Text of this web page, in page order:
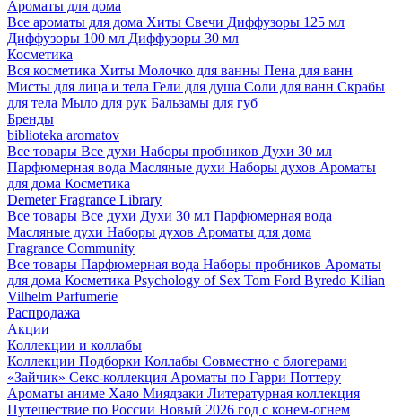
Ароматы для дома
Все ароматы для дома Хиты Свечи Диффузоры 125 мл
Диффузоры 100 мл Диффузоры 30 мл
Косметика
Вся косметика Хиты Молочко для ванны Пена для ванн
Мисты для лица и тела Гели для душа Соли для ванн Скрабы
для тела Мыло для рук Бальзамы для губ
Бренды
biblioteka aromatov
Все товары Все духи Наборы пробников Духи 30 мл
Парфюмерная вода Масляные духи Наборы духов Ароматы
для дома Косметика
Demeter Fragrance Library
Все товары Все духи Духи 30 мл Парфюмерная вода
Масляные духи Наборы духов Ароматы для дома
Fragrance Community
Все товары Парфюмерная вода Наборы пробников Ароматы
для дома Косметика Psychology of Sex Tom Ford Byredo Kilian
Vilhelm Parfumerie
Распродажа
Акции
Коллекции и коллабы
Коллекции Подборки Коллабы Совместно с блогерами
«Зайчик» Секс-коллекция Ароматы по Гарри Поттеру
Ароматы аниме Хаяо Миядзаки Литературная коллекция
Путешествие по России Новый 2026 год с конем-огнем